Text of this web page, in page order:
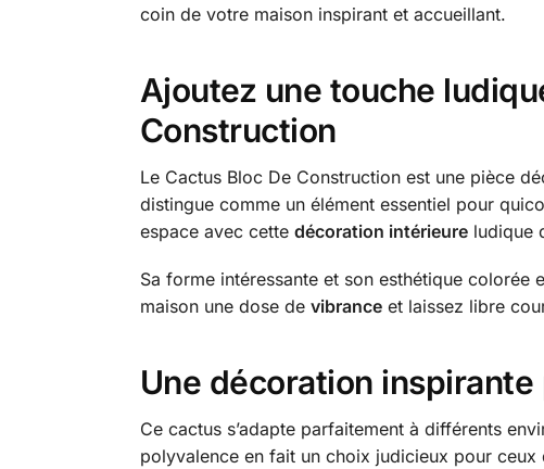
coin de votre maison inspirant et accueillant.
Ajoutez une touche
Construction
Le Cactus Bloc De Construction est une pièce
distingue comme un élément essentiel pour
espace avec cette décoration intérieureludique
Sa forme intéressante et son esthétique
maison une dose de vibranceet laissez libre
Une décoration
Ce cactus s’adapte parfaitement à différents
polyvalence en fait un choix judicieux pour